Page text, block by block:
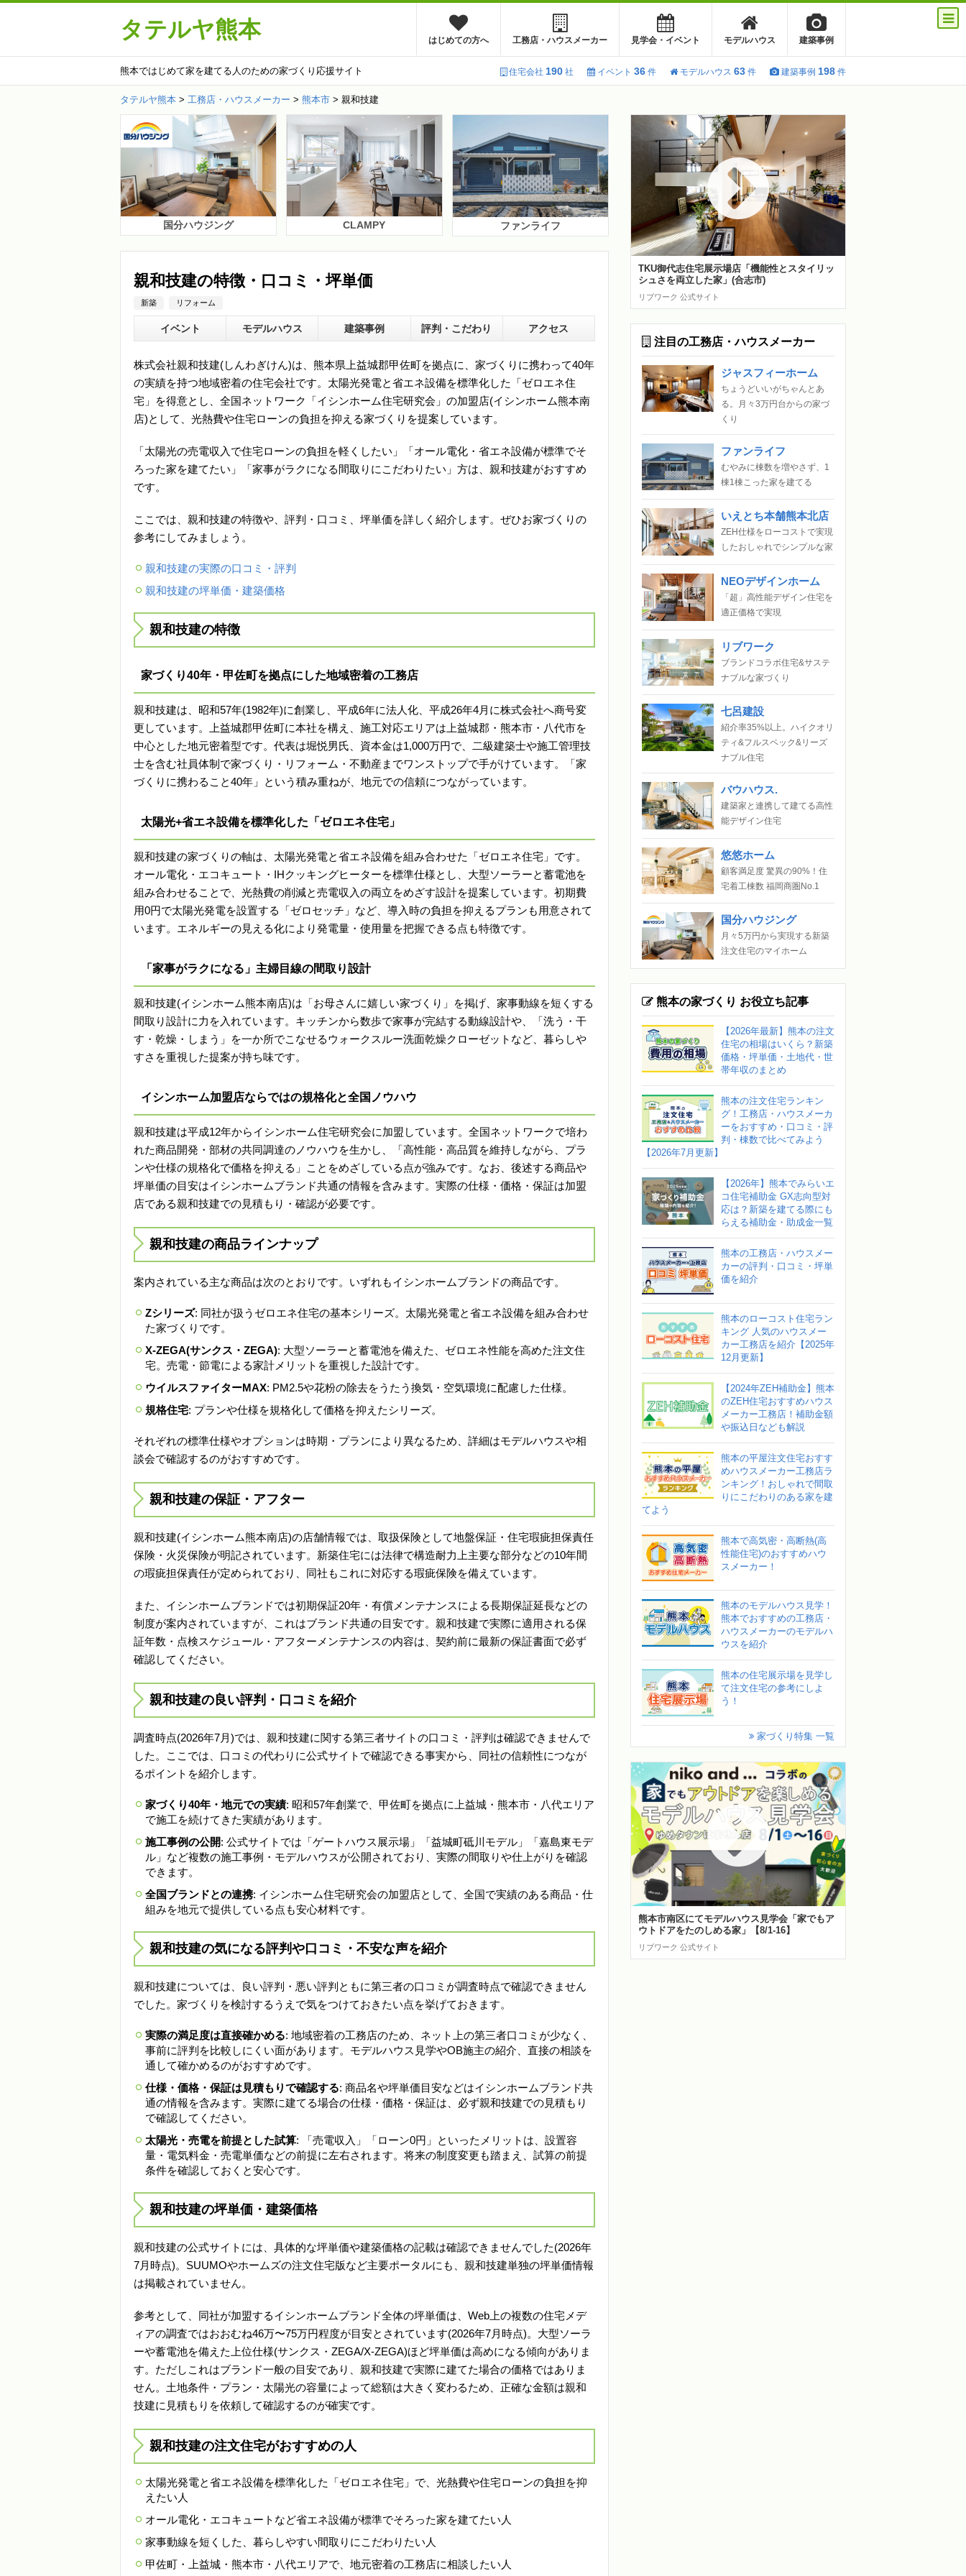
タテルヤ熊本 はじめての方へ 工務店・ハウスメーカー 見学会・イベント モデルハウス 建築事例
熊本ではじめて家を建てる人のための家づくり応援サイト 住宅会社 190 社 イベント 36 件 モデルハウス 63 件 建築事例 198 件
タテルヤ熊本 > 工務店・ハウスメーカー > 熊本市 > 親和技建
国分ハウジング CLAMPY ファンライフ
親和技建の特徴・口コミ・坪単価
新築 リフォーム
イベント モデルハウス 建築事例 評判・こだわり アクセス
株式会社親和技建(しんわぎけん)は、熊本県上益城郡甲佐町を拠点に、家づくりに携わって40年
の実績を持つ地域密着の住宅会社です。太陽光発電と省エネ設備を標準化した「ゼロエネ住
宅」を得意とし、全国ネットワーク「イシンホーム住宅研究会」の加盟店(イシンホーム熊本南
店)として、光熱費や住宅ローンの負担を抑える家づくりを提案しています。
「太陽光の売電収入で住宅ローンの負担を軽くしたい」「オール電化・省エネ設備が標準でそ
ろった家を建てたい」「家事がラクになる間取りにこだわりたい」方は、親和技建がおすすめ
です。
ここでは、親和技建の特徴や、評判・口コミ、坪単価を詳しく紹介します。ぜひお家づくりの
参考にしてみましょう。
親和技建の実際の口コミ・評判
親和技建の坪単価・建築価格
親和技建の特徴
家づくり40年・甲佐町を拠点にした地域密着の工務店
親和技建は、昭和57年(1982年)に創業し、平成6年に法人化、平成26年4月に株式会社へ商号変
更しています。上益城郡甲佐町に本社を構え、施工対応エリアは上益城郡・熊本市・八代市を
中心とした地元密着型です。代表は堀悦男氏、資本金は1,000万円で、二級建築士や施工管理技
士を含む社員体制で家づくり・リフォーム・不動産までワンストップで手がけています。「家
づくりに携わること40年」という積み重ねが、地元での信頼につながっています。
太陽光+省エネ設備を標準化した「ゼロエネ住宅」
親和技建の家づくりの軸は、太陽光発電と省エネ設備を組み合わせた「ゼロエネ住宅」です。
オール電化・エコキュート・IHクッキングヒーターを標準仕様とし、大型ソーラーと蓄電池を
組み合わせることで、光熱費の削減と売電収入の両立をめざす設計を提案しています。初期費
用0円で太陽光発電を設置する「ゼロセッチ」など、導入時の負担を抑えるプランも用意されて
います。エネルギーの見える化により発電量・使用量を把握できる点も特徴です。
「家事がラクになる」主婦目線の間取り設計
親和技建(イシンホーム熊本南店)は「お母さんに嬉しい家づくり」を掲げ、家事動線を短くする
間取り設計に力を入れています。キッチンから数歩で家事が完結する動線設計や、「洗う・干
す・乾燥・しまう」を一か所でこなせるウォークスルー洗面乾燥クローゼットなど、暮らしや
すさを重視した提案が持ち味です。
イシンホーム加盟店ならではの規格化と全国ノウハウ
親和技建は平成12年からイシンホーム住宅研究会に加盟しています。全国ネットワークで培わ
れた商品開発・部材の共同調達のノウハウを生かし、「高性能・高品質を維持しながら、プラ
ンや仕様の規格化で価格を抑える」ことをめざしている点が強みです。なお、後述する商品や
坪単価の目安はイシンホームブランド共通の情報を含みます。実際の仕様・価格・保証は加盟
店である親和技建での見積もり・確認が必要です。
親和技建の商品ラインナップ
案内されている主な商品は次のとおりです。いずれもイシンホームブランドの商品です。
Zシリーズ: 同社が扱うゼロエネ住宅の基本シリーズ。太陽光発電と省エネ設備を組み合わせ
た家づくりです。
X-ZEGA(サンクス・ZEGA): 大型ソーラーと蓄電池を備えた、ゼロエネ性能を高めた注文住
宅。売電・節電による家計メリットを重視した設計です。
ウイルスファイターMAX: PM2.5や花粉の除去をうたう換気・空気環境に配慮した仕様。
規格住宅: プランや仕様を規格化して価格を抑えたシリーズ。
それぞれの標準仕様やオプションは時期・プランにより異なるため、詳細はモデルハウスや相
談会で確認するのがおすすめです。
親和技建の保証・アフター
親和技建(イシンホーム熊本南店)の店舗情報では、取扱保険として地盤保証・住宅瑕疵担保責任
保険・火災保険が明記されています。新築住宅には法律で構造耐力上主要な部分などの10年間
の瑕疵担保責任が定められており、同社もこれに対応する瑕疵保険を備えています。
また、イシンホームブランドでは初期保証20年・有償メンテナンスによる長期保証延長などの
制度が案内されていますが、これはブランド共通の目安です。親和技建で実際に適用される保
証年数・点検スケジュール・アフターメンテナンスの内容は、契約前に最新の保証書面で必ず
確認してください。
親和技建の良い評判・口コミを紹介
調査時点(2026年7月)では、親和技建に関する第三者サイトの口コミ・評判は確認できませんで
した。ここでは、口コミの代わりに公式サイトで確認できる事実から、同社の信頼性につなが
るポイントを紹介します。
家づくり40年・地元での実績: 昭和57年創業で、甲佐町を拠点に上益城・熊本市・八代エリア
で施工を続けてきた実績があります。
施工事例の公開: 公式サイトでは「ゲートハウス展示場」「益城町砥川モデル」「嘉島東モデ
ル」など複数の施工事例・モデルハウスが公開されており、実際の間取りや仕上がりを確認
できます。
全国ブランドとの連携: イシンホーム住宅研究会の加盟店として、全国で実績のある商品・仕
組みを地元で提供している点も安心材料です。
親和技建の気になる評判や口コミ・不安な声を紹介
親和技建については、良い評判・悪い評判ともに第三者の口コミが調査時点で確認できません
でした。家づくりを検討するうえで気をつけておきたい点を挙げておきます。
実際の満足度は直接確かめる: 地域密着の工務店のため、ネット上の第三者口コミが少なく、
事前に評判を比較しにくい面があります。モデルハウス見学やOB施主の紹介、直接の相談を
通して確かめるのがおすすめです。
仕様・価格・保証は見積もりで確認する: 商品名や坪単価目安などはイシンホームブランド共
通の情報を含みます。実際に建てる場合の仕様・価格・保証は、必ず親和技建での見積もり
で確認してください。
太陽光・売電を前提とした試算: 「売電収入」「ローン0円」といったメリットは、設置容
量・電気料金・売電単価などの前提に左右されます。将来の制度変更も踏まえ、試算の前提
条件を確認しておくと安心です。
親和技建の坪単価・建築価格
親和技建の公式サイトには、具体的な坪単価や建築価格の記載は確認できませんでした(2026年
7月時点)。SUUMOやホームズの注文住宅版など主要ポータルにも、親和技建単独の坪単価情報
は掲載されていません。
参考として、同社が加盟するイシンホームブランド全体の坪単価は、Web上の複数の住宅メデ
ィアの調査ではおおむね46万〜75万円程度が目安とされています(2026年7月時点)。大型ソーラ
ーや蓄電池を備えた上位仕様(サンクス・ZEGA/X-ZEGA)ほど坪単価は高めになる傾向がありま
す。ただしこれはブランド一般の目安であり、親和技建で実際に建てた場合の価格ではありま
せん。土地条件・プラン・太陽光の容量によって総額は大きく変わるため、正確な金額は親和
技建に見積もりを依頼して確認するのが確実です。
親和技建の注文住宅がおすすめの人
太陽光発電と省エネ設備を標準化した「ゼロエネ住宅」で、光熱費や住宅ローンの負担を抑
えたい人
オール電化・エコキュートなど省エネ設備が標準でそろった家を建てたい人
家事動線を短くした、暮らしやすい間取りにこだわりたい人
甲佐町・上益城・熊本市・八代エリアで、地元密着の工務店に相談したい人
TKU御代志住宅展示場店「機能性とスタイリッ
シュさを両立した家」(合志市)
リブワーク 公式サイト
注目の工務店・ハウスメーカー
ジャスフィーホーム
ちょうどいいがちゃんとあ
る。月々3万円台からの家づ
くり
ファンライフ
むやみに棟数を増やさず、1
棟1棟こった家を建てる
いえとち本舗熊本北店
ZEH仕様をローコストで実現
したおしゃれでシンプルな家
NEOデザインホーム
「超」高性能デザイン住宅を
適正価格で実現
リブワーク
ブランドコラボ住宅&サステ
ナブルな家づくり
七呂建設
紹介率35%以上。ハイクオリ
ティ&フルスペック&リーズ
ナブル住宅
バウハウス.
建築家と連携して建てる高性
能デザイン住宅
悠悠ホーム
顧客満足度 驚異の90%！住
宅着工棟数 福岡商圏No.1
国分ハウジング
月々5万円から実現する新築
注文住宅のマイホーム
熊本の家づくり お役立ち記事
【2026年最新】熊本の注文
住宅の相場はいくら？新築
価格・坪単価・土地代・世
帯年収のまとめ
熊本の注文住宅ランキン
グ！工務店・ハウスメーカ
ーをおすすめ・口コミ・評
判・棟数で比べてみよう
【2026年7月更新】
【2026年】熊本でみらいエ
コ住宅補助金 GX志向型対
応は？新築を建てる際にも
らえる補助金・助成金一覧
熊本の工務店・ハウスメー
カーの評判・口コミ・坪単
価を紹介
熊本のローコスト住宅ラン
キング 人気のハウスメー
カー工務店を紹介【2025年
12月更新】
【2024年ZEH補助金】熊本
のZEH住宅おすすめハウス
メーカー工務店！補助金額
や振込日なども解説
熊本の平屋注文住宅おすす
めハウスメーカー工務店ラ
ンキング！おしゃれで間取
りにこだわりのある家を建
てよう
熊本で高気密・高断熱(高
性能住宅)のおすすめハウ
スメーカー！
熊本のモデルハウス見学！
熊本でおすすめの工務店・
ハウスメーカーのモデルハ
ウスを紹介
熊本の住宅展示場を見学し
て注文住宅の参考にしよ
う！
家づくり特集 一覧
熊本市南区にてモデルハウス見学会「家でもア
ウトドアをたのしめる家」【8/1-16】
リブワーク 公式サイト